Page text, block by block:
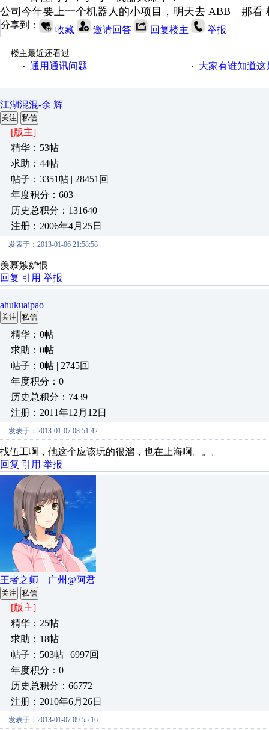
公司今年要上一个机器人的小项目，明天去 ABB 那
分享到： 收藏 邀请回答 回复楼主 举报
楼主最近还看过
· 通用通讯问题 · 大家有谁知道
江湖混混-余 辉
关注 私信
[版主]
精华：53帖
求助：44帖
帖子：3351帖 | 28451回
年度积分：603
历史总积分：131640
注册：2006年4月25日
发表于：2013-01-06 21:58:58
羡慕嫉妒恨
回复 引用 举报
ahukuaipao
关注 私信
精华：0帖
求助：0帖
帖子：0帖 | 2745回
年度积分：0
历史总积分：7439
注册：2011年12月12日
发表于：2013-01-07 08:51:42
找伍工啊，他这个应该玩的很溜
回复 引用 举报
王者之师—广州@阿君
关注 私信
[版主]
精华：25帖
求助：18帖
帖子：503帖 | 6997回
年度积分：0
历史总积分：66772
注册：2010年6月26日
发表于：2013-01-07 09:55:16